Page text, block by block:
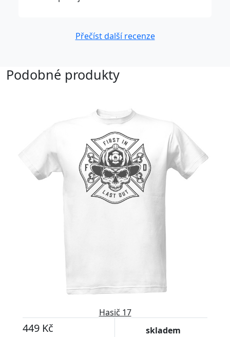
Přečíst další recenze
Podobné produkty
Hasič 17
449 Kč skladem